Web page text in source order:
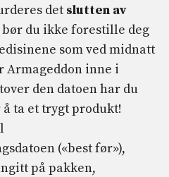
det slutten av
du ikke forestille deg
som ved midnatt
Armageddon inne i
den datoen har du
ta et trygt produkt!
(«best før»),
på pakken,